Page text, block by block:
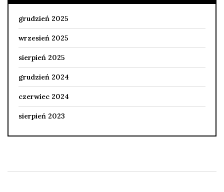
grudzień 2025
wrzesień 2025
sierpień 2025
grudzień 2024
czerwiec 2024
sierpień 2023